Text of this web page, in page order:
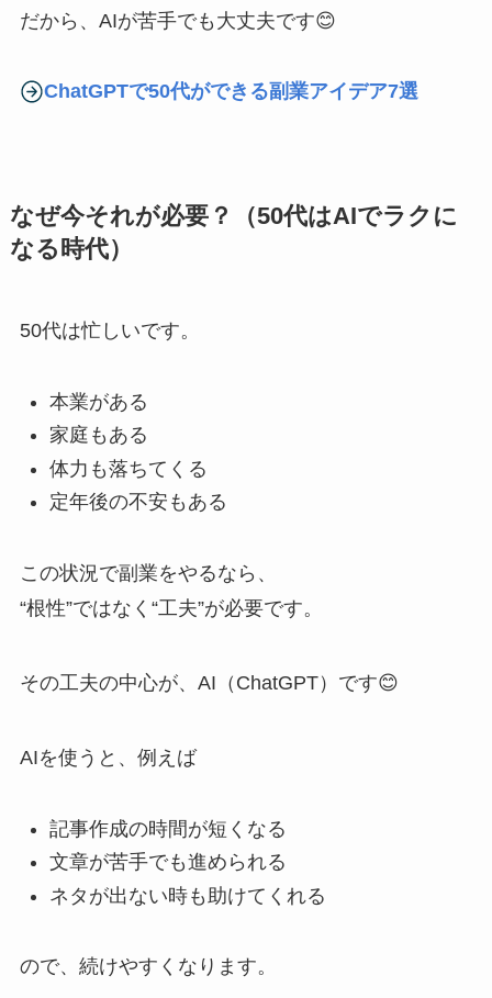
だから、AIが苦手でも大丈夫です😊
ChatGPTで50代ができる副業アイデア7選
なぜ今それが必要？（50代はAIでラクに
なる時代）
50代は忙しいです。
本業がある
家庭もある
体力も落ちてくる
定年後の不安もある
この状況で副業をやるなら、
“根性”ではなく“工夫”が必要です。
その工夫の中心が、AI（ChatGPT）です😊
AIを使うと、例えば
記事作成の時間が短くなる
文章が苦手でも進められる
ネタが出ない時も助けてくれる
ので、続けやすくなります。